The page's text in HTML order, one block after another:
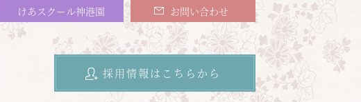
けあスクール神港園 お問い合わせ
採用情報はこちらから